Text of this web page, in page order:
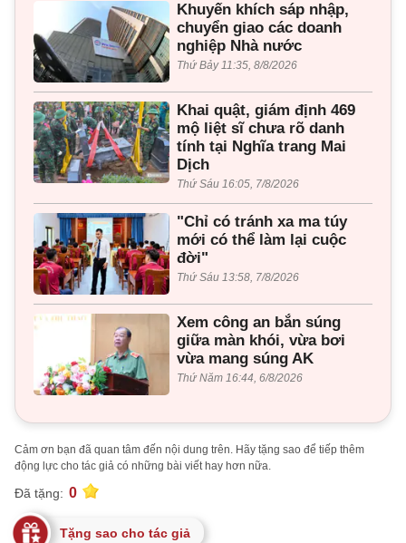
Khuyến khích sáp nhập,
chuyển giao các doanh
nghiệp Nhà nước
Thứ Bảy 11:35, 8/8/2026
Khai quật, giám định 469
mộ liệt sĩ chưa rõ danh
tính tại Nghĩa trang Mai
Dịch
Thứ Sáu 16:05, 7/8/2026
"Chỉ có tránh xa ma túy
mới có thể làm lại cuộc
đời"
Thứ Sáu 13:58, 7/8/2026
Xem công an bắn súng
giữa màn khói, vừa bơi
vừa mang súng AK
Thứ Năm 16:44, 6/8/2026
Cảm ơn bạn đã quan tâm đến nội dung trên. Hãy tặng sao để tiếp thêm
động lực cho tác giả có những bài viết hay hơn nữa.
Đã tặng: 0
Tặng sao cho tác giả